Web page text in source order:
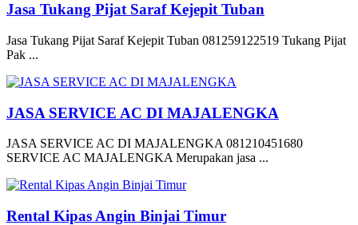
Jasa Tukang Pijat Saraf Kejepit Tuban
Jasa Tukang Pijat Saraf Kejepit Tuban 081259122519 Tukang Pijat
Pak ...
JASA SERVICE AC DI MAJALENGKA
JASA SERVICE AC DI MAJALENGKA 081210451680
SERVICE AC MAJALENGKA Merupakan jasa ...
Rental Kipas Angin Binjai Timur